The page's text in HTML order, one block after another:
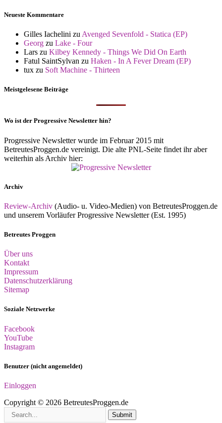
Neueste Kommentare
Gilles Iachelini zu Avenged Sevenfold - Statica (EP)
Georg zu Lake - Four
Lars zu Kilbey Kennedy - Things We Did On Earth
Fatul SaintSylvan zu Haken - In A Fever Dream (EP)
tux zu Soft Machine - Thirteen
Meistgelesene Beiträge
Wo ist der Progressive Newsletter hin?
Progressive Newsletter wurde im Februar 2015 mit
BetreutesProggen.de vereinigt. Die alte PNL-Seite findet ihr aber
weiterhin als Archiv hier:
Archiv
Review-Archiv (Audio- u. Video-Medien) von BetreutesProggen.de
und unserem Vorläufer Progressive Newsletter (Est. 1995)
Betreutes Proggen
Über uns
Kontakt
Impressum
Datenschutzerklärung
Sitemap
Soziale Netzwerke
Facebook
YouTube
Instagram
Benutzer (nicht angemeldet)
Einloggen
Copyright © 2026 BetreutesProggen.de
Submit